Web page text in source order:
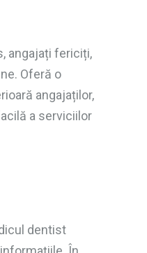
angajați fericiți,
Oferă o
angajaților,
a serviciilor
dentist